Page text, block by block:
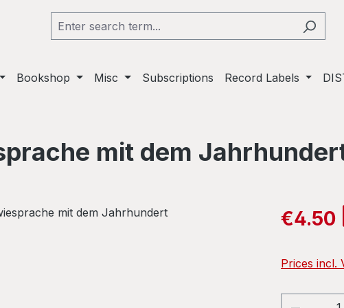
Bookshop Misc Subscriptions Record Labels
mit dem
Sale price:
€4.50
Prices incl.